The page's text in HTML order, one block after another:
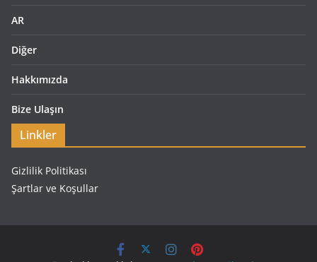
AR
Diğer
Hakkımızda
Bize Ulaşın
Linkler
Gizlilik Politikası
Şartlar ve Koşullar